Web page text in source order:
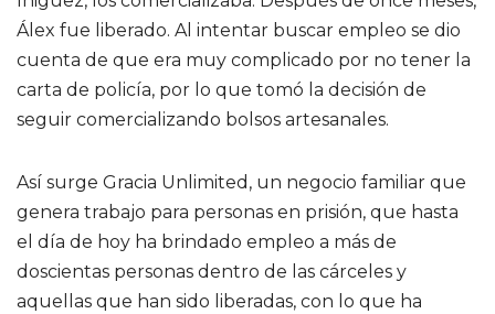
Álex fue liberado. Al intentar buscar empleo se dio
cuenta de que era muy complicado por no tener la
carta de policía, por lo que tomó la decisión de
seguir comercializando bolsos artesanales.
Así surge Gracia Unlimited, un negocio familiar que
genera trabajo para personas en prisión, que hasta
el día de hoy ha brindado empleo a más de
doscientas personas dentro de las cárceles y
aquellas que han sido liberadas, con lo que ha